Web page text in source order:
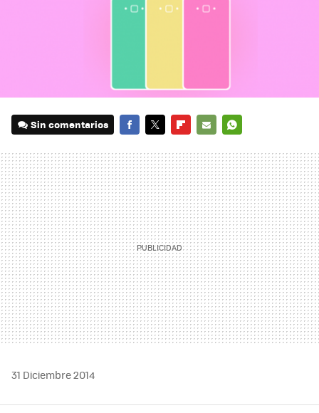
Sin comentarios
MAIL
31 Diciembre 2014